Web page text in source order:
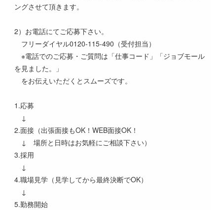
ングさせて頂きます。
2）お電話にてご応募下さい。
フリーダイヤル0120-115-490（受付担当）
※電話でのご応募・ご質問は「仕事コード」「ジョブモール
を見ました。」
をお伝えいただくとスムーズです。
1.応募
↓
2.面接（出張面接もOK！WEB面接OK！
↓ 場所と日時はお気軽にご相談下さい）
3.採用
↓
4.職場見学（見学してから最終決断でOK）
↓
5.勤務開始